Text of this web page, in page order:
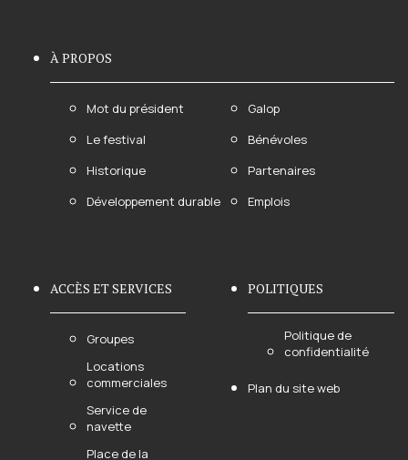
À PROPOS
Mot du président
Le festival
Historique
Développement durable
Galop
Bénévoles
Partenaires
Emplois
ACCÈS ET SERVICES
Groupes
Locations
commerciales
Service de
navette
Place de la
POLITIQUES
Politique de
confidentialité
Plan du site web